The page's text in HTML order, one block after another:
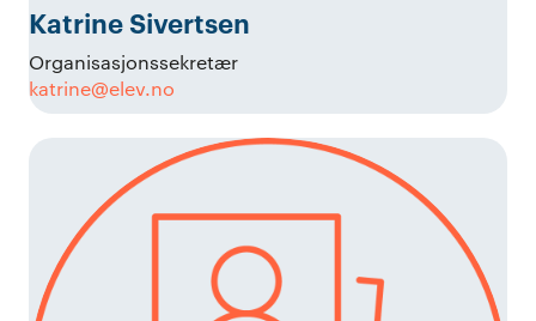
Katrine Sivertsen
Organisasjonssekretær
katrine@elev.no